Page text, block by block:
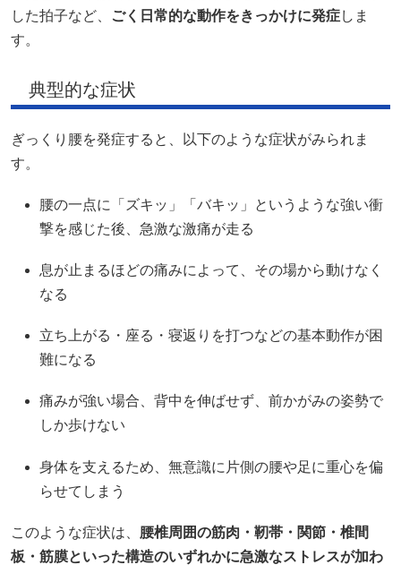
した拍子など、
ごく日常的な動作をきっかけに発症しま
す。
典型的な症状
ぎっくり腰を発症すると、以下のような症状がみられま
す。
腰の一点に「ズキッ」「バキッ」というような強い衝
撃を感じた後、急激な激痛が走る
息が止まるほどの痛みによって、その場から動けなく
なる
立ち上がる・座る・寝返りを打つなどの基本動作が困
難になる
痛みが強い場合、背中を伸ばせず、前かがみの姿勢で
しか歩けない
身体を支えるため、無意識に片側の腰や足に重心を偏
らせてしまう
このような症状は、 腰椎周囲の筋肉・靭帯・関節・椎間
板・筋膜といった構造のいずれかに急激なストレスが加わ